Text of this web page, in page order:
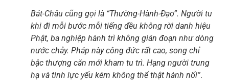
Bát-Châu cũng gọi là “Thường-Hành-Đạo”. Người tu
khi đi mỗi bước mỗi tiếng đều không rời danh hiệu
Phật, ba nghiệp hành trì không gián đoạn như dòng
nước chảy. Pháp này công đức rất cao, song chỉ
bậc thượng căn mới kham tu trì. Hạng người trung
hạ và tinh lực yếu kém không thể thật hành nổi”.